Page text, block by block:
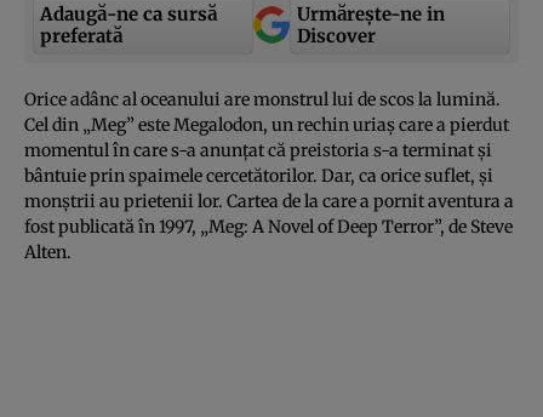
Adaugă-ne ca sursă
preferată
Urmărește-ne in
Discover
Orice adânc al oceanului are monstrul lui de scos la lumină.
Cel din „Meg” este Megalodon, un rechin uriaş care a pierdut
momentul în care s-a anunţat că preistoria s-a terminat şi
bântuie prin spaimele cercetătorilor. Dar, ca orice suflet, şi
monştrii au prietenii lor. Cartea de la care a pornit aventura a
fost publicată în 1997, „Meg: A Novel of Deep Terror”, de Steve
Alten.